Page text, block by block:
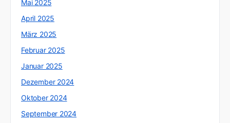
Mai 2025
April 2025
März 2025
Februar 2025
Januar 2025
Dezember 2024
Oktober 2024
September 2024